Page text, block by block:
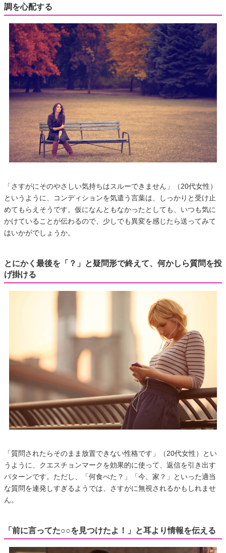
調を心配する
「さすがにそのやさしい気持ちはスルーできません」（20代女性）
というように、コンディションを気遣う言葉は、しっかりと受け止
めてもらえそうです。仮になんともなかったとしても、いつも気に
かけていることが伝わるので、少しでも異変を感じたら送ってみて
はいかがでしょうか。
とにかく最後を「？」と疑問形で終えて、何かしら質問を投
げ掛ける
「質問されたらそのまま放置できない性格です」（20代女性）とい
うように、クエスチョンマークを効果的に使って、返信を引き出す
パターンです。ただし、「何食べた？」「今、家？」といった適当
な質問を連発しすぎるようでは、さすがに無視されるかもしれませ
ん。
「前に言ってた○○を見つけたよ！」と耳より情報を伝える